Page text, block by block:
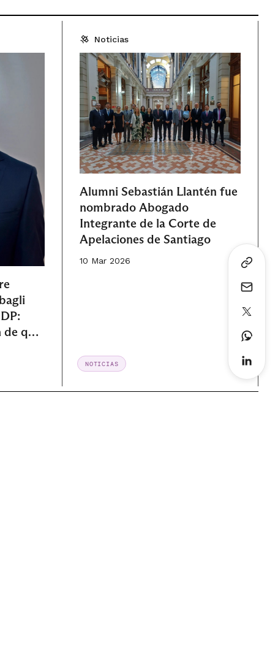
que
Noticias
Alumni Sebastián Llantén fue
nombrado Abogado
Integrante de la Corte de
Apelaciones de Santiago
10 Mar 2026
NOTICIAS